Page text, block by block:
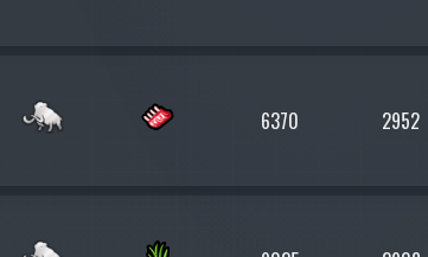
6370 2952